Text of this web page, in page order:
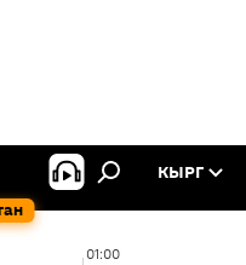
КЫРГ
01:00